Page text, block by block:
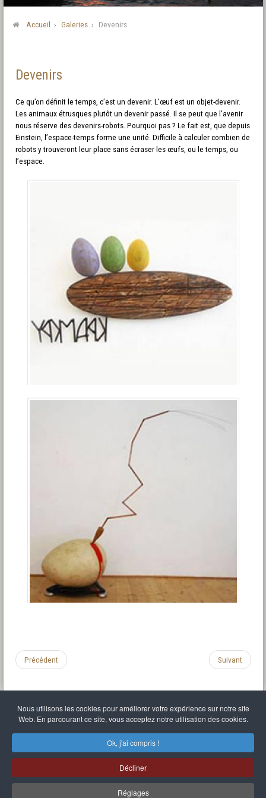
Nous utilisons les cookies pour améliorer votre expérience sur notre site
Web. En parcourant ce site, vous acceptez notre utilisation des cookies.
Ok, j'ai compris !
Décliner
Réglages
Accueil Galeries Devenirs
Devenirs
Ce qu’on définit le temps, c’est un devenir. L’œuf est un objet-devenir.
Les animaux étrusques plutôt un devenir passé. Il se peut que l’avenir
nous réserve des devenirs-robots. Pourquoi pas ? Le fait est, que depuis
Einstein, l’espace-temps forme une unité. Difficile à calculer combien de
robots y trouveront leur place sans écraser les œufs, ou le temps, ou
l’espace.
Précédent Suivant
Mentions légales Politique de confidentialité
Plan du site
Mr Balthasar Brennenstuhl
Artiste sculpteur et peintre
Quai Séverine Résidence Navy Club / 17 83430 Saint-Mandrier-sur-Mer,Provence-
Alpes-Côte d'Azur